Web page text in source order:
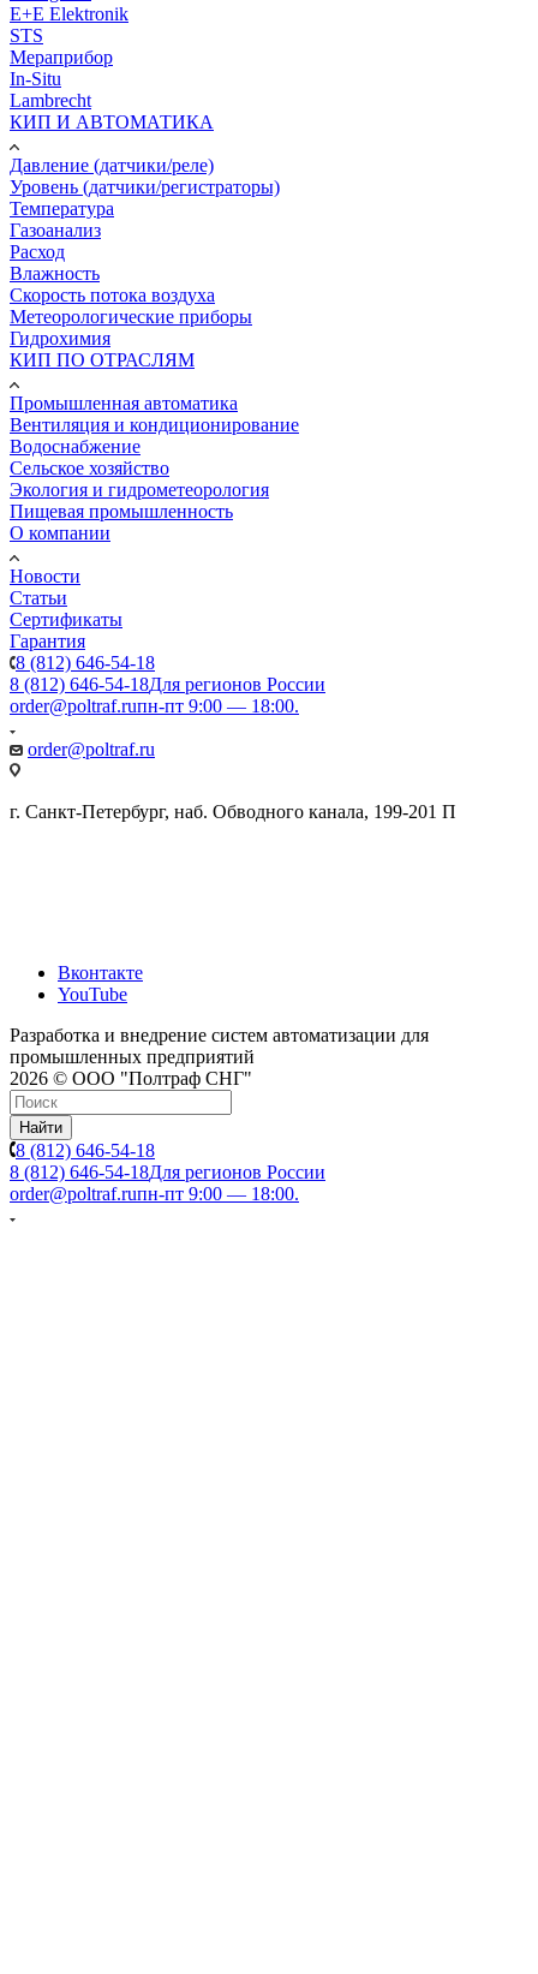
E+E Elektronik
STS
Мераприбор
In-Situ
Lambrecht
КИП И АВТОМАТИКА
Давление (датчики/реле)
Уровень (датчики/регистраторы)
Температура
Газоанализ
Расход
Влажность
Скорость потока воздуха
Метеорологические приборы
Гидрохимия
КИП ПО ОТРАСЛЯМ
Промышленная автоматика
Вентиляция и кондиционирование
Водоснабжение
Сельское хозяйство
Экология и гидрометеорология
Пищевая промышленность
О компании
Новости
Статьи
Сертификаты
Гарантия
8 (812) 646-54-18
8 (812) 646-54-18Для регионов России
order@poltraf.ruпн-пт 9:00 — 18:00.
order@poltraf.ru
г. Санкт-Петербург, наб. Обводного канала, 199-201 П
Вконтакте
YouTube
Разработка и внедрение систем автоматизации для
промышленных предприятий
2026 © ООО "Полтраф СНГ"
Найти
8 (812) 646-54-18
8 (812) 646-54-18Для регионов России
order@poltraf.ruпн-пт 9:00 — 18:00.